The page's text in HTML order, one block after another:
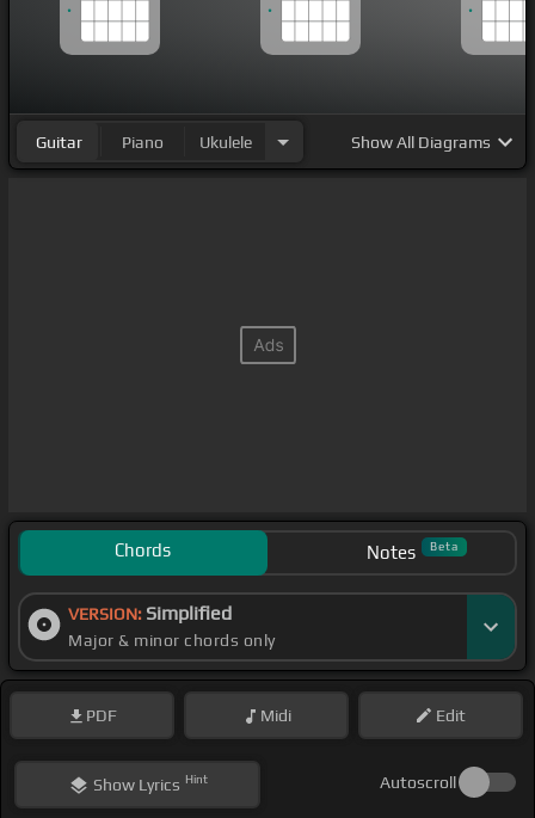
Guitar Piano Ukulele ShowAll Diagrams
Chords Notes Beta
VERSION: Simplified
Major & minor chords only
PDF Midi Edit
ShowLyrics Hint Autoscroll